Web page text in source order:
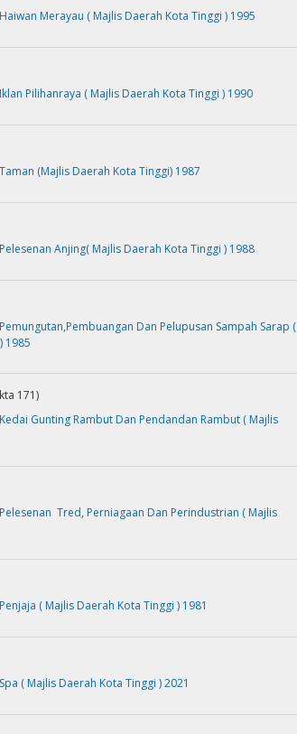
Merayau ( Majlis Daerah Kota Tinggi ) 1995
Pilihanraya ( Majlis Daerah Kota Tinggi ) 1990
(Majlis Daerah Kota Tinggi) 1987
Anjing( Majlis Daerah Kota Tinggi ) 1988
Dan Pelupusan Sampah Sarap (
1985
171)
Gunting Rambut Dan Pendandan Rambut ( Majlis
Tred, Perniagaan Dan Perindustrian ( Majlis
( Majlis Daerah Kota Tinggi ) 1981
( Majlis Daerah Kota Tinggi ) 2021